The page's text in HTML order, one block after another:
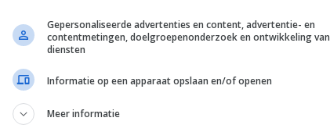
ging het mis een paar maanden
Rianne ontdekte dat haar fietsband
“Leek me wel zo handig, liet ik mijn fiets
Gepersonaliseerde advertenties en content, advertentie- en
contentmetingen, doelgroepenonderzoek en ontwikkeling van
diensten
Informatie op een apparaat opslaan en/of openen
Meer informatie